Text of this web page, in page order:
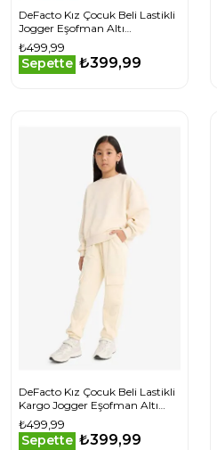
DeFacto Kız Çocuk Beli Lastikli
Jogger Eşofman Altı
F3017A825AUER140
₺499,99
Sepette ₺399,99
DeFacto Kız Çocuk Beli Lastikli
Kargo Jogger Eşofman Altı
E6928A825AUER134
₺499,99
Sepette ₺399,99